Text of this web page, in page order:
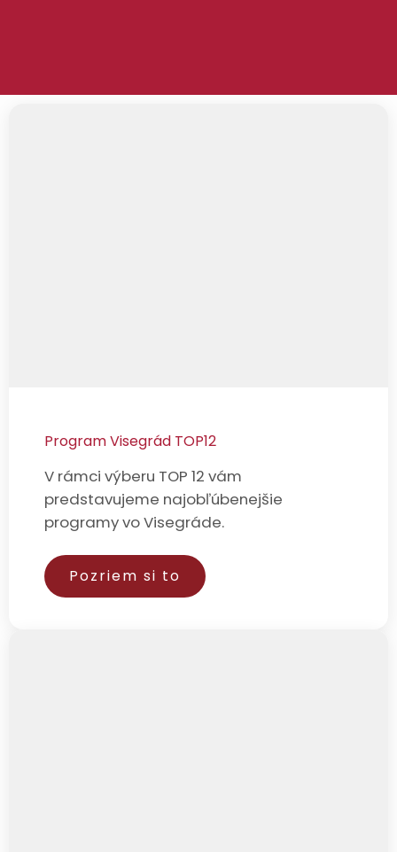
Program Visegrád TOP12
V rámci výberu TOP 12 vám
predstavujeme najobľúbenejšie
programy vo Visegráde.
Pozriem si to